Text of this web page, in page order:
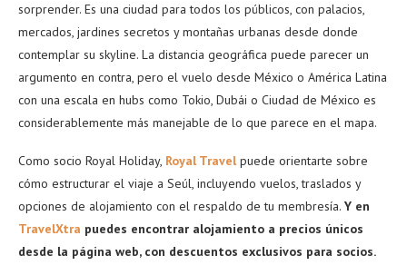
sorprender. Es una ciudad para todos los públicos, con palacios,
mercados, jardines secretos y montañas urbanas desde donde
contemplar su skyline. La distancia geográfica puede parecer un
argumento en contra, pero el vuelo desde México o América Latina
con una escala en hubs como Tokio, Dubái o Ciudad de México es
considerablemente más manejable de lo que parece en el mapa.
Como socio Royal Holiday, Royal Travelpuede orientarte sobre
cómo estructurar el viaje a Seúl, incluyendo vuelos, traslados y
opciones de alojamiento con el respaldo de tu membresía. Y en
TravelXtra puedes encontrar alojamiento a precios únicos
desde la página web, con descuentos exclusivos para socios.